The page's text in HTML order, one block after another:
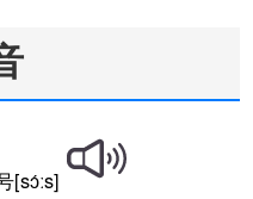
[sɔ́ːs]